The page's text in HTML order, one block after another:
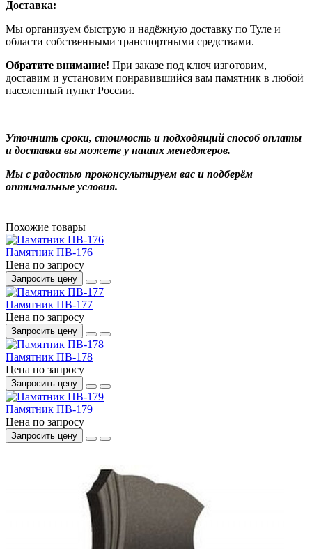
Доставка:
Мы организуем быструю и надёжную доставку по Туле и
области собственными транспортными средствами.
Обратите внимание! При заказе под ключ изготовим,
доставим и установим понравившийся вам памятник в любой
населенный пункт России.
Уточнить сроки, стоимость и подходящий способ оплаты
и доставки вы можете у наших менеджеров.
Мы с радостью проконсультируем вас и подберём
оптимальные условия.
Похожие товары
Памятник ПВ-176
Цена по запросу
Запросить цену
Памятник ПВ-177
Цена по запросу
Запросить цену
Памятник ПВ-178
Цена по запросу
Запросить цену
Памятник ПВ-179
Цена по запросу
Запросить цену